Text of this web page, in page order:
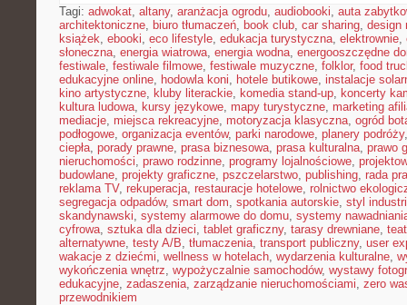
Tagi: adwokat, altany, aranżacja ogrodu, audiobooki, auta
architektoniczne, biuro tłumaczeń, book club, car sharing, design
książek, ebooki, eco lifestyle, edukacja turystyczna, elektrownie,
słoneczna, energia wiatrowa, energia wodna, energooszczędne
festiwale, festiwale filmowe, festiwale muzyczne, folklor, food
edukacyjne online, hodowla koni, hotele butikowe, instalacje
kino artystyczne, kluby literackie, komedia stand-up, koncerty
kultura ludowa, kursy językowe, mapy turystyczne, marketing
mediacje, miejsca rekreacyjne, motoryzacja klasyczna, ogród
podłogowe, organizacja eventów, parki narodowe, planery podróży
ciepła, porady prawne, prasa biznesowa, prasa kulturalna, prawo
nieruchomości, prawo rodzinne, programy lojalnościowe,
budowlane, projekty graficzne, pszczelarstwo, publishing, rada
reklama TV, rekuperacja, restauracje hotelowe, rolnictwo
segregacja odpadów, smart dom, spotkania autorskie, styl
skandynawski, systemy alarmowe do domu, systemy
cyfrowa, sztuka dla dzieci, tablet graficzny, tarasy drewniane,
alternatywne, testy A/B, tłumaczenia, transport publiczny, user
wakacje z dziećmi, wellness w hotelach, wydarzenia kulturalne,
wykończenia wnętrz, wypożyczalnie samochodów, wystawy
edukacyjne, zadaszenia, zarządzanie nieruchomościami, zero
przewodnikiem